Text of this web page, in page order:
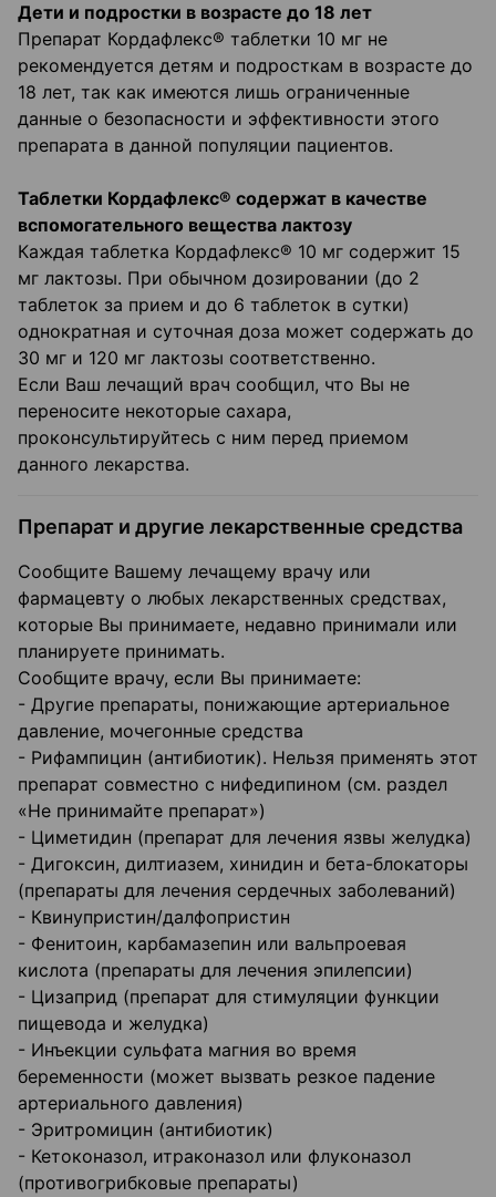
Дети и подростки в возрасте до 18 лет
Препарат Кордафлекс® таблетки 10 мг не
рекомендуется детям и подросткам в возрасте до
18 лет, так как имеются лишь ограниченные
данные о безопасности и эффективности этого
препарата в данной популяции пациентов.
Таблетки Кордафлекс® содержат в качестве
вспомогательного вещества лактозу
Каждая таблетка Кордафлекс® 10 мг содержит 15
мг лактозы. При обычном дозировании (до 2
таблеток за прием и до 6 таблеток в сутки)
однократная и суточная доза может содержать до
30 мг и 120 мг лактозы соответственно.
Если Ваш лечащий врач сообщил, что Вы не
переносите некоторые сахара,
проконсультируйтесь с ним перед приемом
данного лекарства.
Препарат и другие лекарственные средства
Сообщите Вашему лечащему врачу или
фармацевту о любых лекарственных средствах,
которые Вы принимаете, недавно принимали или
планируете принимать.
Сообщите врачу, если Вы принимаете:
- Другие препараты, понижающие артериальное
давление, мочегонные средства
- Рифампицин (антибиотик). Нельзя применять этот
препарат совместно с нифедипином (см. раздел
«Не принимайте препарат»)
- Циметидин (препарат для лечения язвы желудка)
- Дигоксин, дилтиазем, хинидин и бета-блокаторы
(препараты для лечения сердечных заболеваний)
- Квинупристин/далфопристин
- Фенитоин, карбамазепин или вальпроевая
кислота (препараты для лечения эпилепсии)
- Цизаприд (препарат для стимуляции функции
пищевода и желудка)
- Инъекции сульфата магния во время
беременности (может вызвать резкое падение
артериального давления)
- Эритромицин (антибиотик)
- Кетоконазол, итраконазол или флуконазол
(противогрибковые препараты)